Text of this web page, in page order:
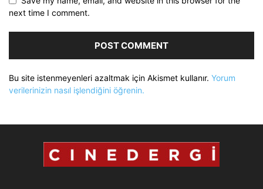
next time I comment.
Bu site istenmeyenleri azaltmak için Akismet kullanır. Yorum
verilerinizin nasıl işlendiğini öğrenin.